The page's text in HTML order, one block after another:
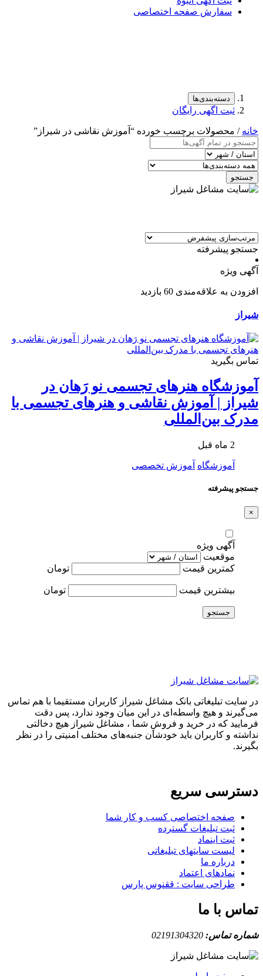
سفارش صفحه اختصاصی
دسته‌بندی‌ها
ثبت اگهی رایگان
خانه / محصولات برچسب خورده “آموزش نقاشی در شیراز”
جستجو
جستجو پیشرفته
آگهی ویژه
افزودن به علاقه‌مندی 60 بازدید
شیراز
تماس بگیرید
آموزشگاه هنرهای تجسمی نو رَهان در
شیراز | آموزش نقاشی و هنرهای تجسمی با
مدرک بین‌المللی
2 ماه قبل
آموزشگاه آموزش تخصصی
جستجو پیشرفته
×
آگهی ویژه
موقعیت
کمترین قیمت
تومان
بیشترین قیمت تومان
جستجو
در سایت تبلیغاتی بانک مشاغل شیراز کاربران مستقیما با هم تماس
می‌گیرند و هیچ واسطه‌ای در این میان وجود ندارد، پس دقت
فرمایید که در خرید و فروشِ شما ، مشاغل شیراز هیچ دخالتی
نداشته و کاربران باید خودشان جنبه‌های مختلف امنیتی را در نظر
بگیرند.
دسترسی سریع
صفحه اختصاصی کسب و کار شما
ثبت تبلیغات گسترده
ثبت اینماد
لیست سایتهای تبلیغاتی
درباره ما
نمادهای اعتماد
طراحی سایت : ققنوس پارس
تماس با ما
شماره تماس: 02191304320